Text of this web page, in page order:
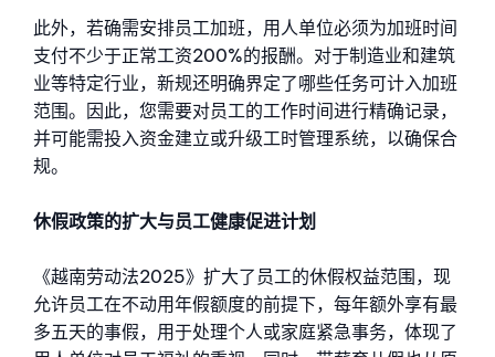
此外，若确需安排员工加班，用人单位必须为加班时间
支付不少于正常工资200%的报酬。对于制造业和建筑
业等特定行业，新规还明确界定了哪些任务可计入加班
范围。因此，您需要对员工的工作时间进行精确记录，
并可能需投入资金建立或升级工时管理系统，以确保合
规。
休假政策的扩大与员工健康促进计划
《越南劳动法2025》扩大了员工的休假权益范围，现
允许员工在不动用年假额度的前提下，每年额外享有最
多五天的事假，用于处理个人或家庭紧急事务，体现了